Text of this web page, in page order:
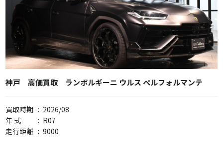
神戸 高価買取 ランボルギーニ ウルス ペルフォルマンテ
買取時期 : 2026/08
年 式
: R07
走行距離 : 9000